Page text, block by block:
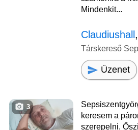
Mindenkit...
Claudiushall
Társkereső
Üzenet
3
keresem a
szerepelni.